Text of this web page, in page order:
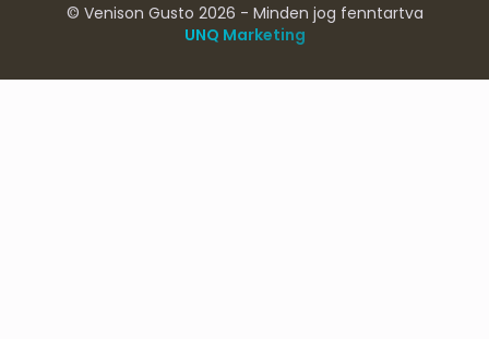
© Venison Gusto 2026 - Minden jog fenntartva
UNQ Marketing